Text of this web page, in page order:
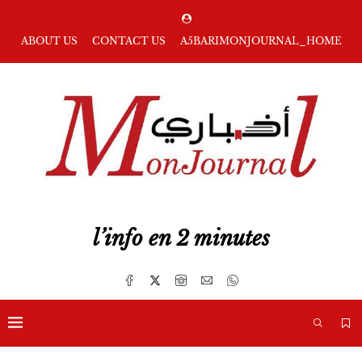
ABOUT US CONTACT US A5BARIMONJOURNAL_HOME
l’info en 2 minutes